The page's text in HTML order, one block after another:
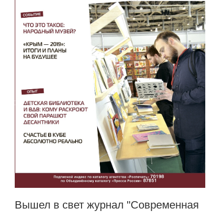
Вышел в свет журнал "Современная